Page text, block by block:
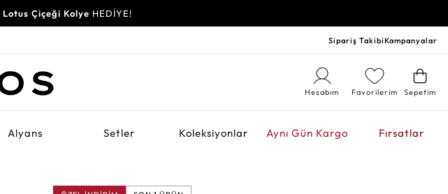
Lotus Çiçeği Kolye HEDİYE!
Sipariş TakibiKampanyalar
Sepetim
Favorilerim
Hesabım
Alyans Setler Koleksiyonlar Aynı Gün Kargo Fırsatlar